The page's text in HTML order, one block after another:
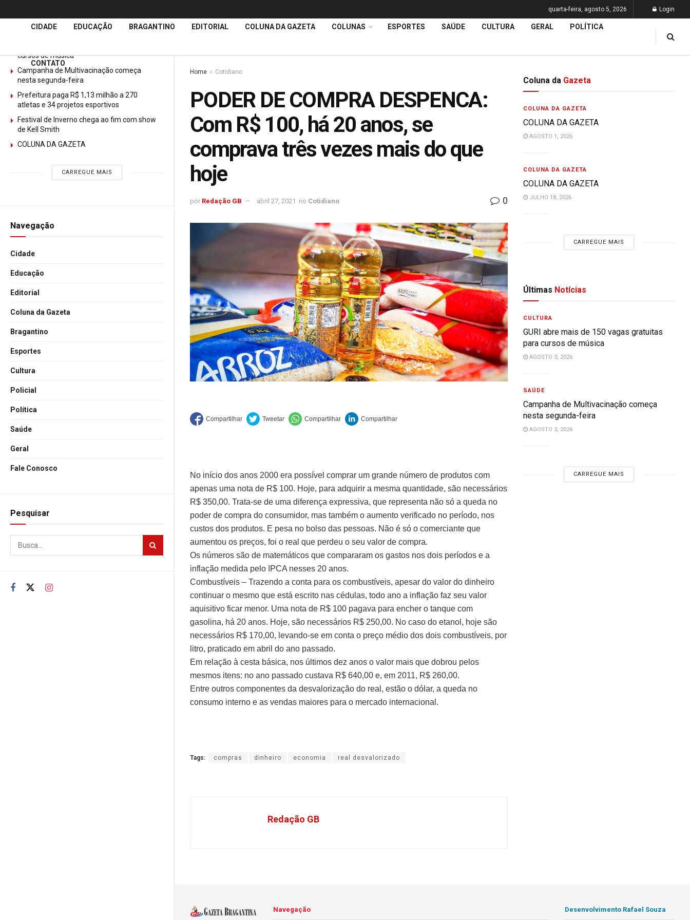
ÚltimasNotícias
cursos de música
Campanha de Multivacinação começa
nesta segunda-feira
Prefeitura paga R$ 1,13 milhão a 270
atletas e 34 projetos esportivos
Festival de Inverno chega ao fim com show
de Kell Smith
COLUNA DA GAZETA
CARREGUE MAIS
Navegação
Cidade
Educação
Editorial
Coluna da Gazeta
Bragantino
Esportes
Cultura
Policial
Política
Saúde
Geral
Fale Conosco
Pesquisar
quarta-feira, agosto 5, 2026 Login
CIDADE EDUCAÇÃO BRAGANTINO EDITORIAL COLUNA DA GAZETA COLUNAS ESPORTES SAÚDE CULTURA GERAL POLÍTICA
CONTATO
Home Cotidiano
PODER DE COMPRA DESPENCA:
Com R$ 100, há 20 anos, se
comprava três vezes mais do que
hoje
por Redação GB abril 27, 2021 no Cotidiano 0
No início dos anos 2000 era possível comprar um grande número de produtos com
apenas uma nota de R$ 100. Hoje, para adquirir a mesma quantidade, são necessários
R$ 350,00. Trata-se de uma diferença expressiva, que representa não só a queda no
poder de compra do consumidor, mas também o aumento verificado no período, nos
custos dos produtos. E pesa no bolso das pessoas. Não é só o comerciante que
aumentou os preços, foi o real que perdeu o seu valor de compra.
Os números são de matemáticos que compararam os gastos nos dois períodos e a
inflação medida pelo IPCA nesses 20 anos.
Combustíveis – Trazendo a conta para os combustíveis, apesar do valor do dinheiro
continuar o mesmo que está escrito nas cédulas, todo ano a inflação faz seu valor
aquisitivo ficar menor. Uma nota de R$ 100 pagava para encher o tanque com
gasolina, há 20 anos. Hoje, são necessários R$ 250,00. No caso do etanol, hoje são
necessários R$ 170,00, levando-se em conta o preço médio dos dois combustíveis, por
litro, praticado em abril do ano passado.
Em relação à cesta básica, nos últimos dez anos o valor mais que dobrou pelos
mesmos itens: no ano passado custava R$ 640,00 e, em 2011, R$ 260,00.
Entre outros componentes da desvalorização do real, estão o dólar, a queda no
consumo interno e as vendas maiores para o mercado internacional.
Tags: compras dinheiro economia real desvalorizado
Redação GB
Coluna da Gazeta
COLUNA DA GAZETA
COLUNA DA GAZETA
AGOSTO 1, 2026
COLUNA DA GAZETA
COLUNA DA GAZETA
JULHO 18, 2026
CARREGUE MAIS
Últimas Notícias
CULTURA
GURI abre mais de 150 vagas gratuitas
para cursos de música
AGOSTO 3, 2026
SAÚDE
Campanha de Multivacinação começa
nesta segunda-feira
AGOSTO 3, 2026
CARREGUE MAIS
Navegação Desenvolvimento Rafael Souza